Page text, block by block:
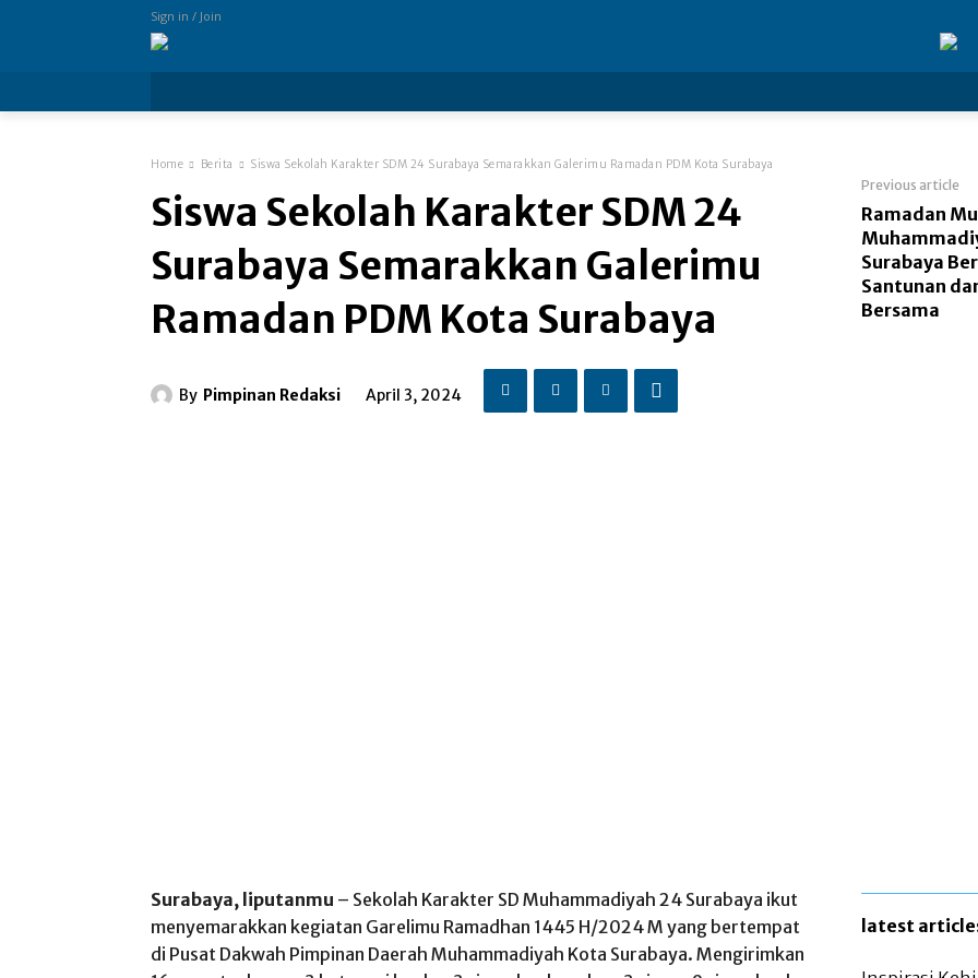
Sign in / Join
Home Berita Siswa Sekolah Karakter SDM 24 Surabaya Semarakkan Galerimu Ramadan PDM Kota Surabaya
Siswa Sekolah Karakter SDM 24
Surabaya Semarakkan Galerimu
Ramadan PDM Kota Surabaya
By Pimpinan Redaksi April 3, 2024
Surabaya, liputanmu – Sekolah Karakter SD Muhammadiyah 24 Surabaya ikut
menyemarakkan kegiatan Garelimu Ramadhan 1445 H/2024 M yang bertempat
di Pusat Dakwah Pimpinan Daerah Muhammadiyah Kota Surabaya. Mengirimkan
Previous article
Ramadan
Surabaya
Santunan
Bersama
latest